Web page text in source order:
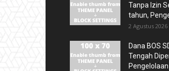
Tanpa Izin
tahun,
2 Agustus 2026
Dana BOS
Tengah